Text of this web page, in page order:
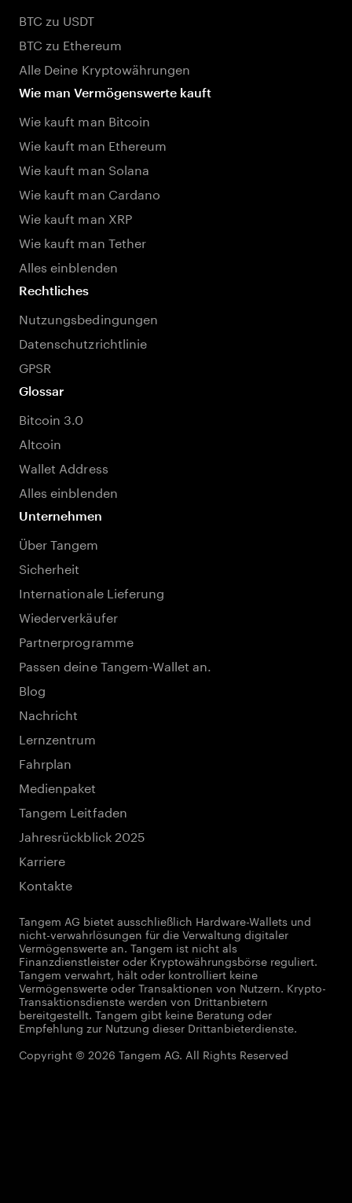
BTC zu USDT
BTC zu Ethereum
Alle Deine Kryptowährungen
Wie man Vermögenswerte kauft
Wie kauft man Bitcoin
Wie kauft man Ethereum
Wie kauft man Solana
Wie kauft man Cardano
Wie kauft man XRP
Wie kauft man Tether
Alles einblenden
Rechtliches
Nutzungsbedingungen
Datenschutzrichtlinie
GPSR
Glossar
Bitcoin 3.0
Altcoin
Wallet Address
Alles einblenden
Unternehmen
Über Tangem
Sicherheit
Internationale Lieferung
Wiederverkäufer
Partnerprogramme
Passen deine Tangem-Wallet an.
Blog
Nachricht
Lernzentrum
Fahrplan
Medienpaket
Tangem Leitfaden
Jahresrückblick 2025
Karriere
Kontakte
Tangem AG bietet ausschließlich Hardware-Wallets und
nicht-verwahrlösungen für die Verwaltung digitaler
Vermögenswerte an. Tangem ist nicht als
Finanzdienstleister oder Kryptowährungsbörse reguliert.
Tangem verwahrt, hält oder kontrolliert keine
Vermögenswerte oder Transaktionen von Nutzern. Krypto-
Transaktionsdienste werden von Drittanbietern
bereitgestellt. Tangem gibt keine Beratung oder
Empfehlung zur Nutzung dieser Drittanbieterdienste.